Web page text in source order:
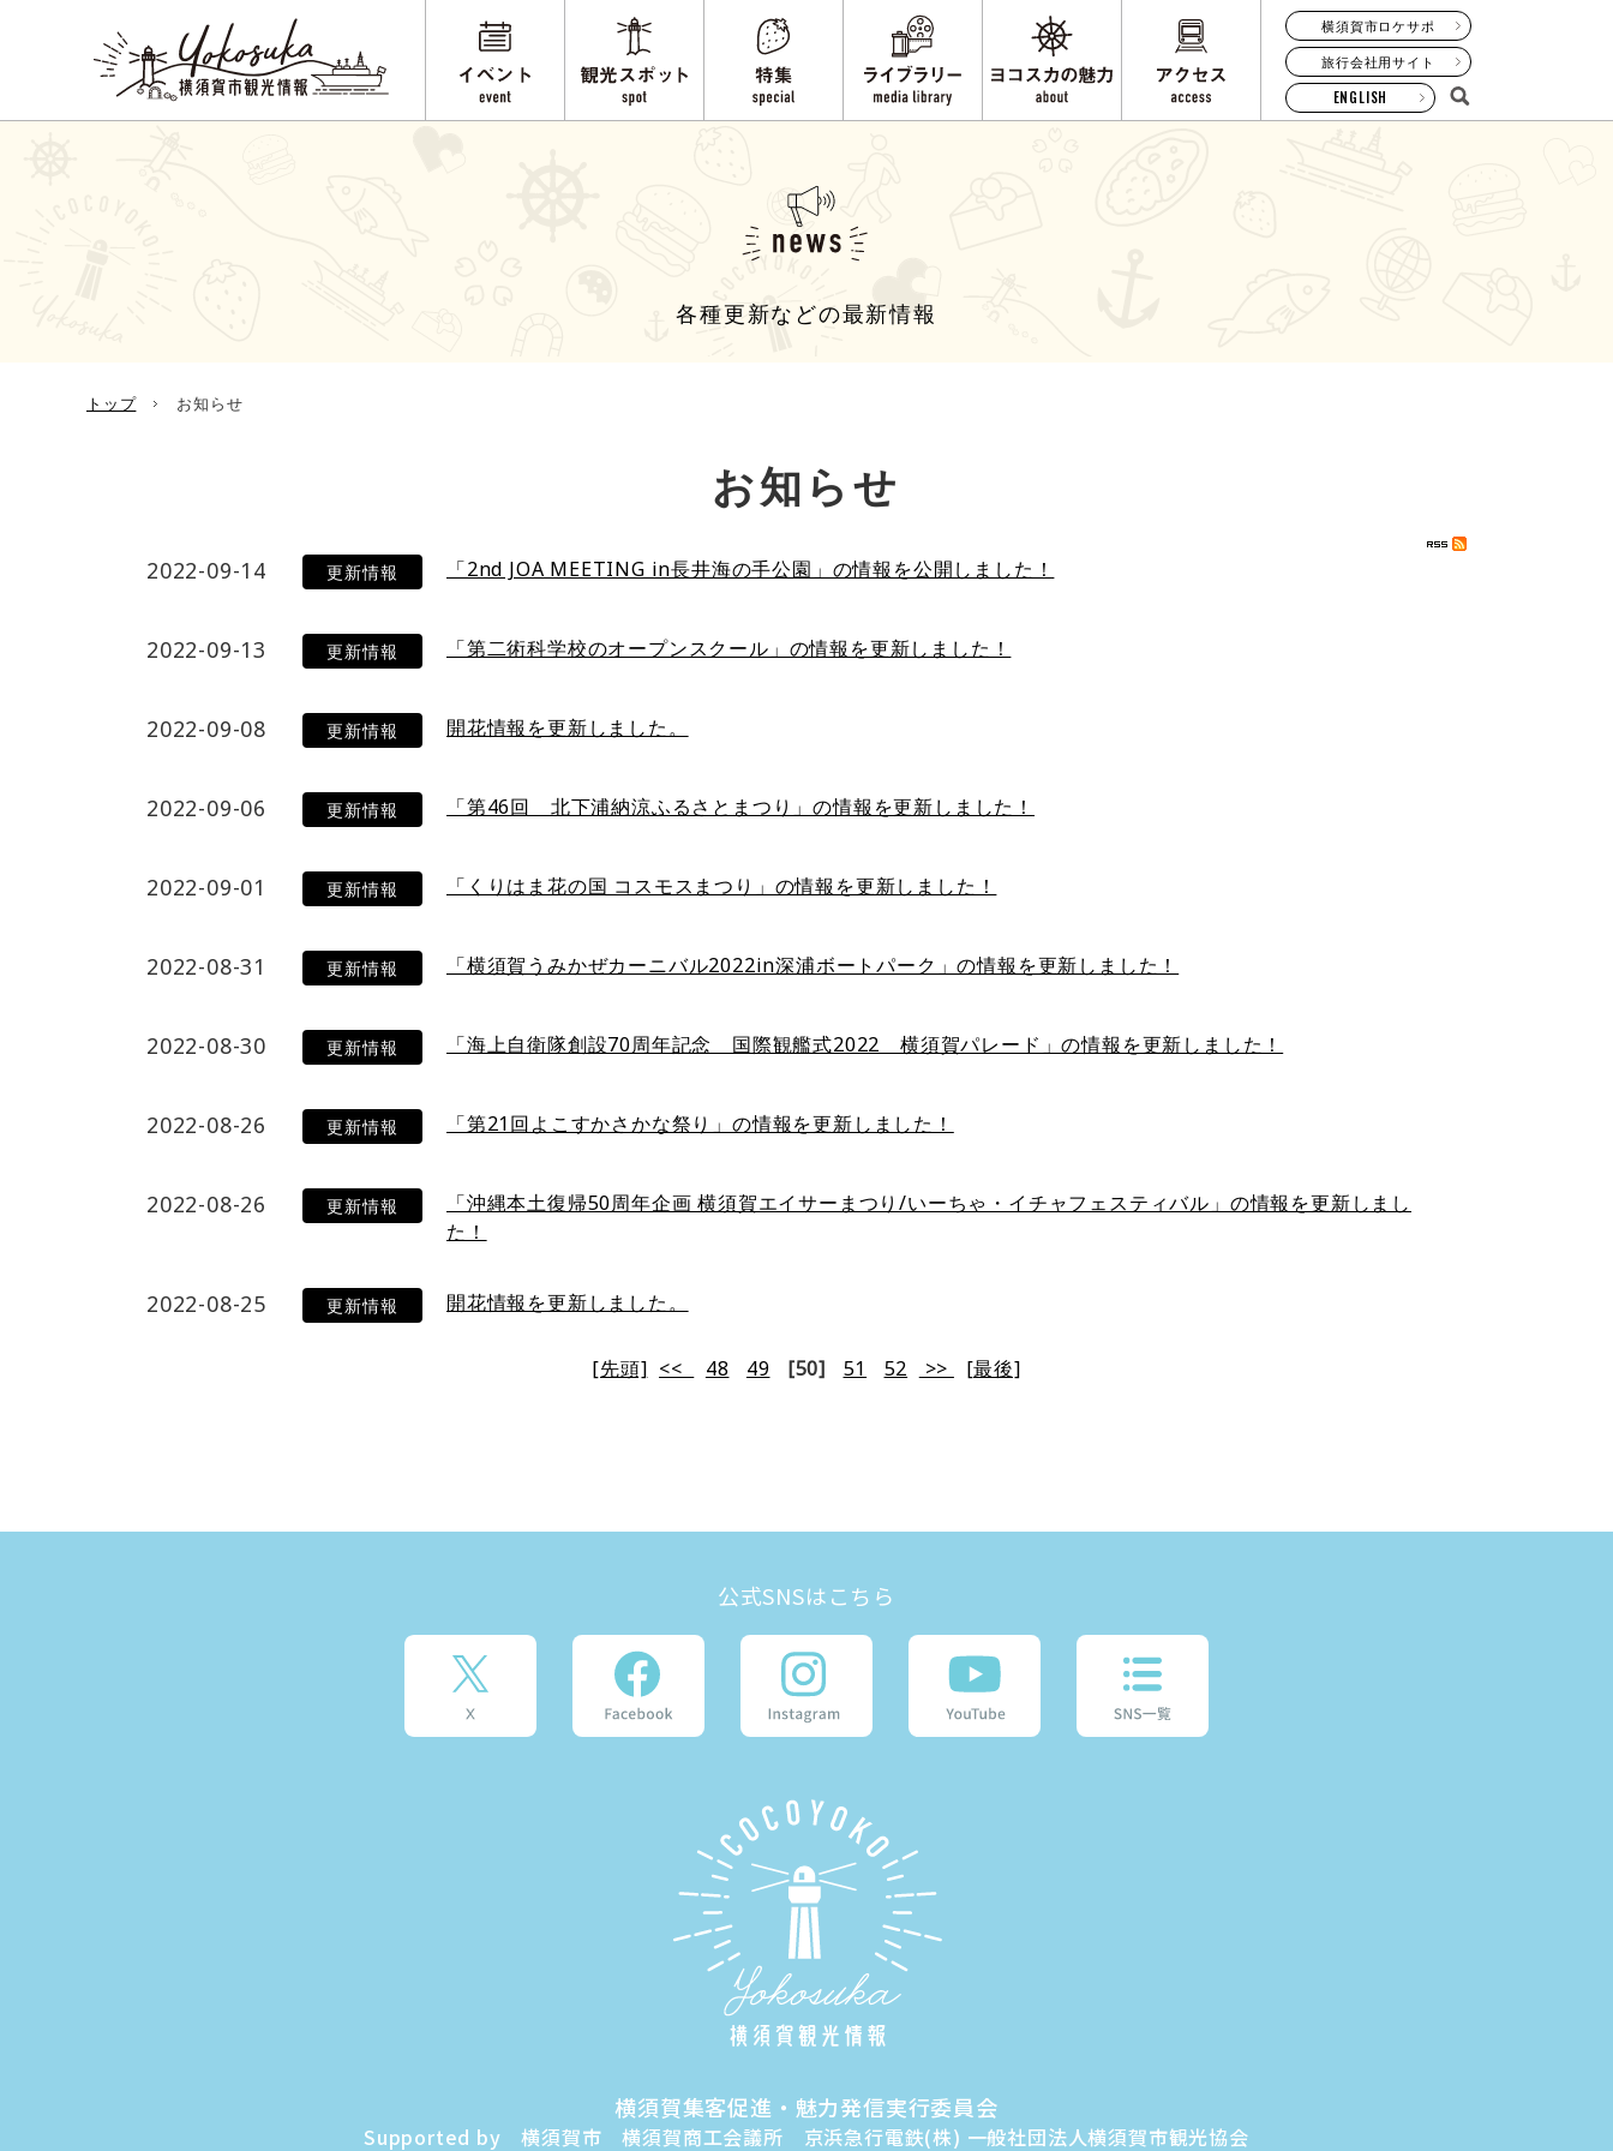
横須賀市ロケサポ
旅行会社用サイト
ENGLISH
トップ お知らせ
各種更新などの最新情報
お知らせ
2022-09-14 更新情報 「2nd JOA MEETING in長井海の手公園」の情報を公開しました！
2022-09-13 更新情報 「第二術科学校のオープンスクール」の情報を更新しました！
2022-09-08 更新情報 開花情報を更新しました。
2022-09-06 更新情報 「第46回 北下浦納涼ふるさとまつり」の情報を更新しました！
2022-09-01 更新情報 「くりはま花の国 コスモスまつり」の情報を更新しました！
2022-08-31 更新情報 「横須賀うみかぜカーニバル2022in深浦ボートパーク」の情報を更新しました！
2022-08-30 更新情報 「海上自衛隊創設70周年記念 国際観艦式2022 横須賀パレード」の情報を更新しました！
2022-08-26 更新情報 「第21回よこすかさかな祭り」の情報を更新しました！
2022-08-26 更新情報
「沖縄本土復帰50周年企画 横須賀エイサーまつり/いーちゃ・イチャフェスティバル」の情報を更新しまし
た！
2022-08-25 更新情報 開花情報を更新しました。
[先頭] << 48 49 [50] 51 52 >> [最後]
公式SNSはこちら
横須賀集客促進・魅力発信実行委員会
Supported by 横須賀市 横須賀商工会議所 京浜急行電鉄(株) 一般社団法人横須賀市観光協会